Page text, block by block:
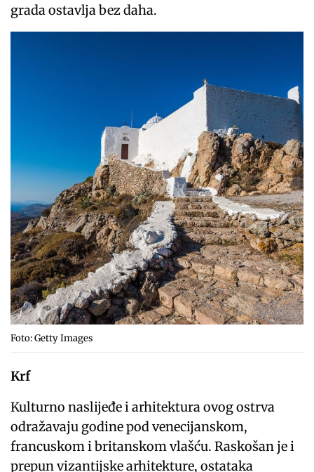
grada ostavlja bez daha.
Foto: Getty Images
Krf
Kulturno naslijeđe i arhitektura ovog ostrva
odražavaju godine pod venecijanskom,
francuskom i britanskom vlašću. Raskošan je i
prepun vizantijske arhitekture, ostataka